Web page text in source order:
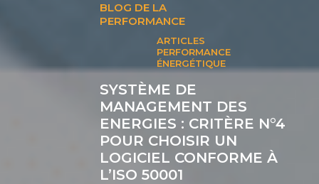
BLOG DE LA
PERFORMANCE
ARTICLES
PERFORMANCE
ÉNERGÉTIQUE
SYSTÈME DE
MANAGEMENT DES
ENERGIES : CRITÈRE N°4
POUR CHOISIR UN
LOGICIEL CONFORME À
L’ISO 50001